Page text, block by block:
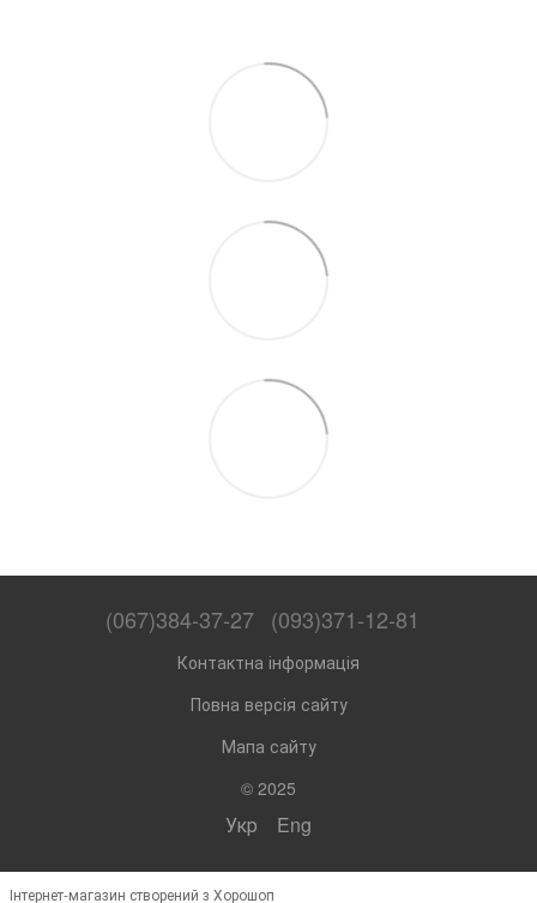
(067)384-37-27 (093)371-12-81
Контактна інформація
Повна версія сайту
Мапа сайту
© 2025
Укр Eng
Інтернет-магазин створений з Хорошоп